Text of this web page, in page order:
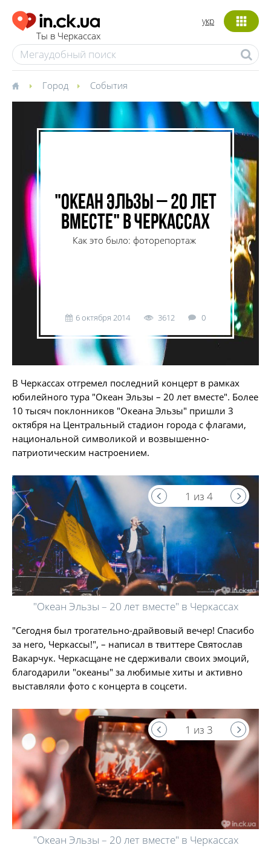
Ты в Черкассах
укр
Город События
"Океан Эльзы – 20 лет
вместе" в Черкассах
Как это было: фоторепортаж
6 октября 2014 3612 0
В Черкассах отгремел последний концерт в рамках
юбилейного тура "Океан Эльзы – 20 лет вместе". Более
10 тысяч поклонников "Океана Эльзы" пришли 3
октября на Центральный стадион города с флагами,
национальной символикой и возвышенно-
патриотическим настроением.
"Океан Эльзы – 20 лет вместе" в Черкассах
1 из 4
"Сегодня был трогательно-драйвовый вечер! Спасибо
за него, Черкассы!", – написал в твиттере Святослав
Вакарчук. Черкасщане не сдерживали своих эмоций,
благодарили "океаны" за любимые хиты и активно
выставляли фото с концерта в соцсети.
"Океан Эльзы – 20 лет вместе" в Черкассах
1 из 3